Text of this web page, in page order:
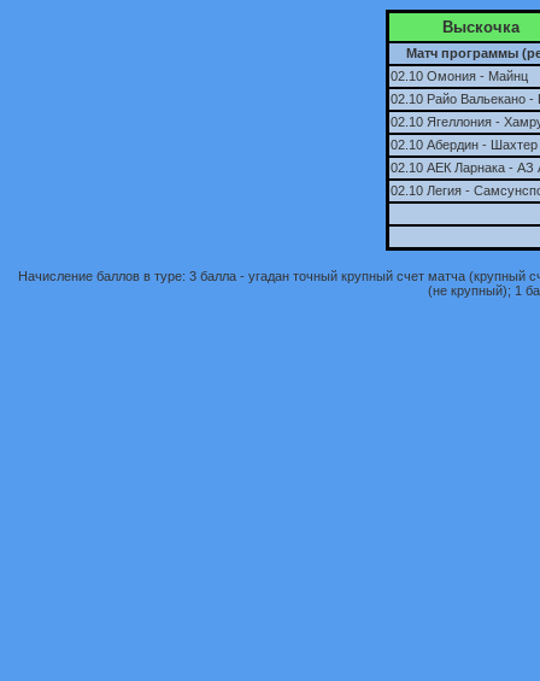
Выскочка
Матч программы
02.10 Омония - Майнц
02.10 Райо Вальекано -
02.10 Ягеллония -
02.10 Абердин - Шахтер
02.10 АЕК Ларнака - АЗ
02.10 Легия -
Начисление баллов в туре: 3 балла - угадан точный крупный счет матча (крупный
(не крупный); 1